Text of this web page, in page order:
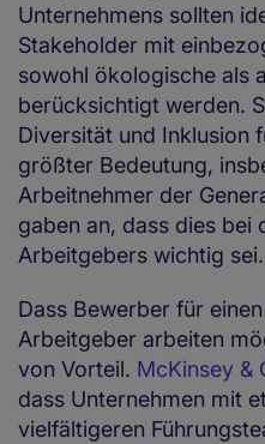
Unternehmens sollten
Stakeholder mit
sowohl ökologische als
berücksichtigt werden.
Diversität und Inklusion
größter Bedeutung,
Arbeitnehmer der
gaben an, dass dies bei
Arbeitgebers wichtig sei.
Dass Bewerber für
Arbeitgeber arbeiten
von Vorteil. McKinsey &
dass Unternehmen mit
vielfältigeren